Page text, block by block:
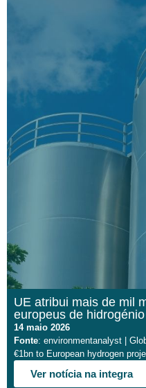
UE atribui mais de mil
europeus de hidrogénio
14 maio 2026
Fonte: environmentanalyst |
€1bn to European hydrogen
Ver notícia na integra